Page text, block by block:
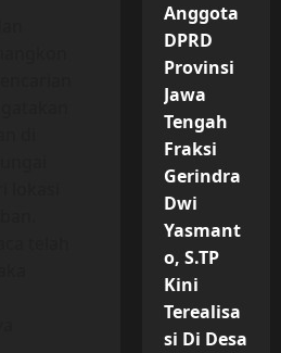
Anggota
DPRD
Provinsi
Jawa
Tengah
Fraksi
Gerindra
Dwi
Yasmant
o, S.TP
Kini
Terealisa
si Di Desa